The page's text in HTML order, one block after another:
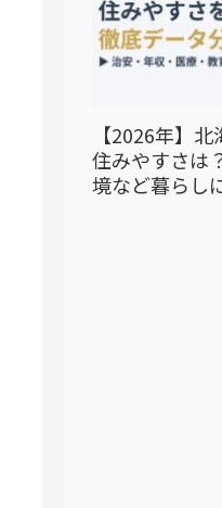
【2026年】
住みやすさは
境など暮らし